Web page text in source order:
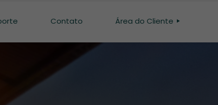
Contato Área do Cliente
SISTEMA INTERGADO